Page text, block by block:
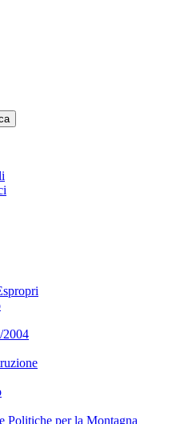
2004
Politiche per la Montagna